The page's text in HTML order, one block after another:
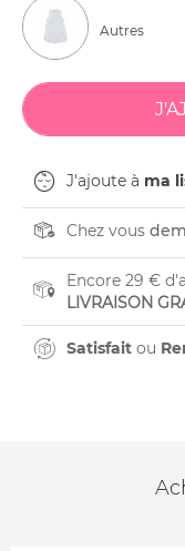
Autres
J'ajoute à ma
Chez vous
Encore 29 €
LIVRAISON
Satisfait ou